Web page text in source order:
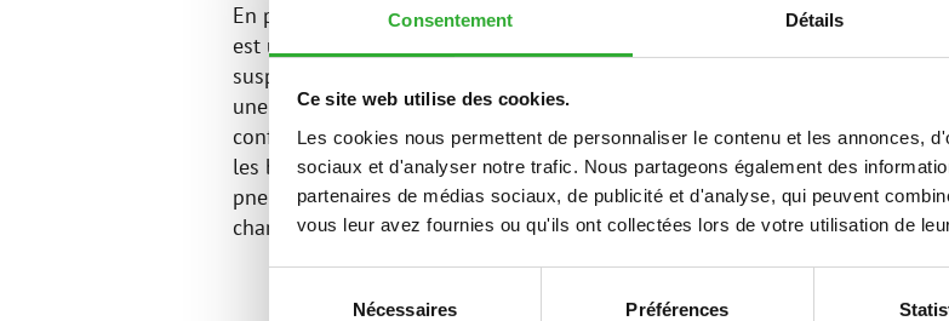
Consentement Détails
Ce site web utilise des cookies.
Les cookies nous permettent de personnaliser le contenu et les annonces,
sociaux et d'analyser notre trafic. Nous partageons également des
partenaires de médias sociaux, de publicité et d'analyse, qui peuvent
vous leur avez fournies ou qu'ils ont collectées lors de votre utilisation de
Nécessaires Préférences
En plus des arceaux ROPS / FOPS standard, l’option cabine GT
est un nouvel espace de confort moderne, climatisée avec
suspension par silenbloc. Un faible niveau sonore combiné à
une excellente visibilité garantissent une journée de travail
confortable dans la cabine. La cabine peut être équipée selon
les besoins des clients - avec A/C, siège à suspension
pneumatique, etc. C'est la meilleure cabine du marché des
chargeurs compactes.